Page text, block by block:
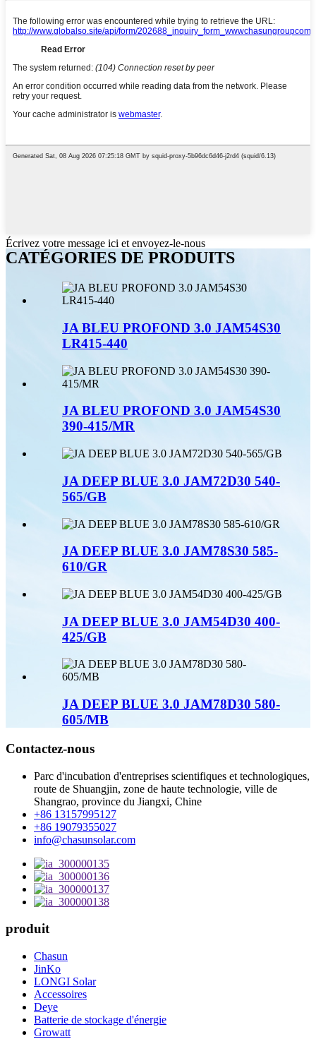
Écrivez votre message ici et envoyez-le-nous
CATÉGORIES DE PRODUITS
JA BLEU PROFOND 3.0 JAM54S30
LR415-440
JA BLEU PROFOND 3.0 JAM54S30
390-415/MR
JA DEEP BLUE 3.0 JAM72D30 540-
565/GB
JA DEEP BLUE 3.0 JAM78S30 585-
610/GR
JA DEEP BLUE 3.0 JAM54D30 400-
425/GB
JA DEEP BLUE 3.0 JAM78D30 580-
605/MB
Contactez-nous
Parc d'incubation d'entreprises scientifiques et technologiques,
route de Shuangjin, zone de haute technologie, ville de
Shangrao, province du Jiangxi, Chine
+86 13157995127
+86 19079355027
info@chasunsolar.com
produit
Chasun
JinKo
LONGI Solar
Accessoires
Deye
Batterie de stockage d'énergie
Growatt